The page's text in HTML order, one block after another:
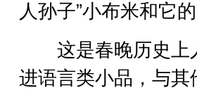
人孙子”小布米和它的
这是春晚历史上
进语言类小品，与